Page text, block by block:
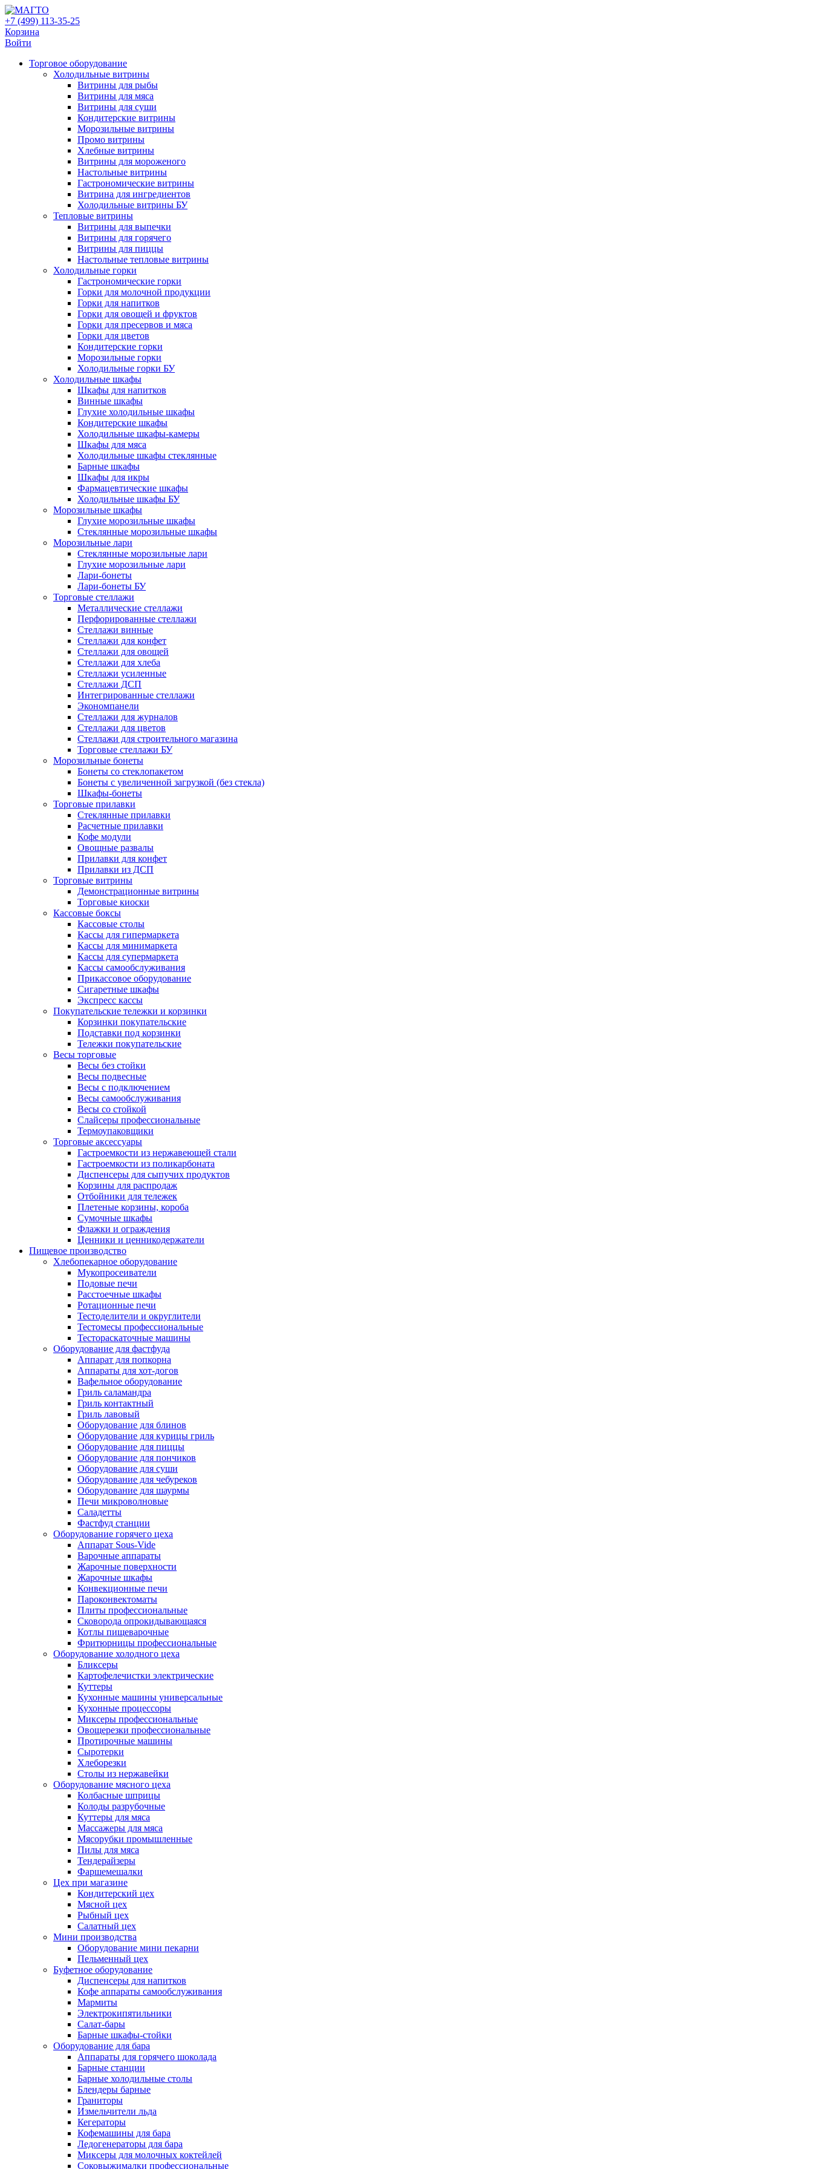
+7 (499) 113-35-25
Корзина
Войти
Свернуть/
развернуть
Торговое оборудованиe
Холодильные витрины
Витрины для рыбы
Витрины для мяса
Витрины для суши
Кондитерские витрины
Морозильные витрины
Промо витрины
Хлебные витрины
Витрины для мороженого
Настольные витрины
Гастрономические витрины
Витрина для ингредиентов
Холодильные витрины БУ
Тепловые витрины
Витрины для выпечки
Витрины для горячего
Витрины для пиццы
Настольные тепловые витрины
Холодильные горки
Гастрономические горки
Горки для молочной продукции
Горки для напитков
Горки для овощей и фруктов
Горки для пресервов и мяса
Горки для цветов
Кондитерские горки
Морозильные горки
Холодильные горки БУ
Холодильные шкафы
Шкафы для напитков
Винные шкафы
Глухие холодильные шкафы
Кондитерские шкафы
Холодильные шкафы-камеры
Шкафы для мяса
Холодильные шкафы стеклянные
Барные шкафы
Шкафы для икры
Фармацевтические шкафы
Холодильные шкафы БУ
Морозильные шкафы
Глухие морозильные шкафы
Стеклянные морозильные шкафы
Морозильные лари
Стеклянные морозильные лари
Глухие морозильные лари
Лари-бонеты
Лари-бонеты БУ
Торговые стеллажи
Металлические стеллажи
Перфорированные стеллажи
Стеллажи винные
Стеллажи для конфет
Стеллажи для овощей
Стеллажи для хлеба
Стеллажи усиленные
Стеллажи ДСП
Интегрированные стеллажи
Экономпанели
Стеллажи для журналов
Стеллажи для цветов
Стеллажи для строительного магазина
Торговые стеллажи БУ
Морозильные бонеты
Бонеты со стеклопакетом
Бонеты с увеличенной загрузкой (без стекла)
Шкафы-бонеты
Торговые прилавки
Стеклянные прилавки
Расчетные прилавки
Кофе модули
Овощные развалы
Прилавки для конфет
Прилавки из ДСП
Торговые витрины
Демонстрационные витрины
Торговые киоски
Кассовые боксы
Кассовые столы
Кассы для гипермаркета
Кассы для минимаркета
Кассы для супермаркета
Кассы самообслуживания
Прикассовое оборудование
Сигаретные шкафы
Экспресс кассы
Покупательские тележки и корзинки
Корзинки покупательские
Подставки под корзинки
Тележки покупательские
Весы торговые
Весы без стойки
Весы подвесные
Весы с подключением
Весы самообслуживания
Весы со стойкой
Слайсеры профессиональные
Термоупаковщики
Торговые аксессуары
Гастроемкости из нержавеющей стали
Гастроемкости из поликарбоната
Диспенсеры для сыпучих продуктов
Корзины для распродаж
Отбойники для тележек
Плетеные корзины, короба
Сумочные шкафы
Флажки и ограждения
Ценники и ценникодержатели
Пищевое производство
Хлебопекарное оборудование
Мукопросеиватели
Подовые печи
Расстоечные шкафы
Ротационные печи
Тестоделители и округлители
Тестомесы профессиональные
Тестораскаточные машины
Оборудование для фастфуда
Аппарат для попкорна
Аппараты для хот-догов
Вафельное оборудование
Гриль саламандра
Гриль контактный
Гриль лавовый
Оборудование для блинов
Оборудование для курицы гриль
Оборудование для пиццы
Оборудование для пончиков
Оборудование для суши
Оборудование для чебуреков
Оборудование для шаурмы
Печи микроволновые
Саладетты
Фастфуд станции
Оборудование горячего цеха
Аппарат Sous-Vide
Варочные аппараты
Жарочные поверхности
Жарочные шкафы
Конвекционные печи
Пароконвектоматы
Плиты профессиональные
Сковорода опрокидывающаяся
Котлы пищеварочные
Фритюрницы профессиональные
Оборудование холодного цеха
Бликсеры
Картофелечистки электрические
Куттеры
Кухонные машины универсальные
Кухонные процессоры
Миксеры профессиональные
Овощерезки профессиональные
Протирочные машины
Сыротерки
Хлеборезки
Столы из нержавейки
Оборудование мясного цеха
Колбасные шприцы
Колоды разрубочные
Куттеры для мяса
Массажеры для мяса
Мясорубки промышленные
Пилы для мяса
Тендерайзеры
Фаршемешалки
Цех при магазине
Кондитерский цех
Мясной цех
Рыбный цех
Салатный цех
Мини производства
Оборудование мини пекарни
Пельменный цех
Буфетное оборудование
Диспенсеры для напитков
Кофе аппараты самообслуживания
Мармиты
Электрокипятильники
Cалат-бары
Барные шкафы-стойки
Оборудование для бара
Аппараты для горячего шоколада
Барные станции
Барные холодильные столы
Блендеры барные
Граниторы
Измельчители льда
Кегераторы
Кофемашины для бара
Ледогенераторы для бара
Миксеры для молочных коктейлей
Соковыжималки профессиональные